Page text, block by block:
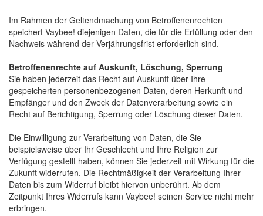
Im Rahmen der Geltendmachung von Betroffenenrechten
speichert Vaybee! diejenigen Daten, die für die Erfüllung oder den
Nachweis während der Verjährungsfrist erforderlich sind.
Betroffenenrechte auf Auskunft, Löschung, Sperrung
Sie haben jederzeit das Recht auf Auskunft über Ihre
gespeicherten personenbezogenen Daten, deren Herkunft und
Empfänger und den Zweck der Datenverarbeitung sowie ein
Recht auf Berichtigung, Sperrung oder Löschung dieser Daten.
Die Einwilligung zur Verarbeitung von Daten, die Sie
beispielsweise über Ihr Geschlecht und Ihre Religion zur
Verfügung gestellt haben, können Sie jederzeit mit Wirkung für die
Zukunft widerrufen. Die Rechtmäßigkeit der Verarbeitung Ihrer
Daten bis zum Widerruf bleibt hiervon unberührt. Ab dem
Zeitpunkt Ihres Widerrufs kann Vaybee! seinen Service nicht mehr
erbringen.